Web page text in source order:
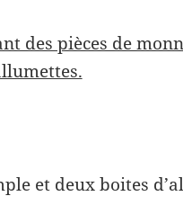
des pièces de
et deux boites